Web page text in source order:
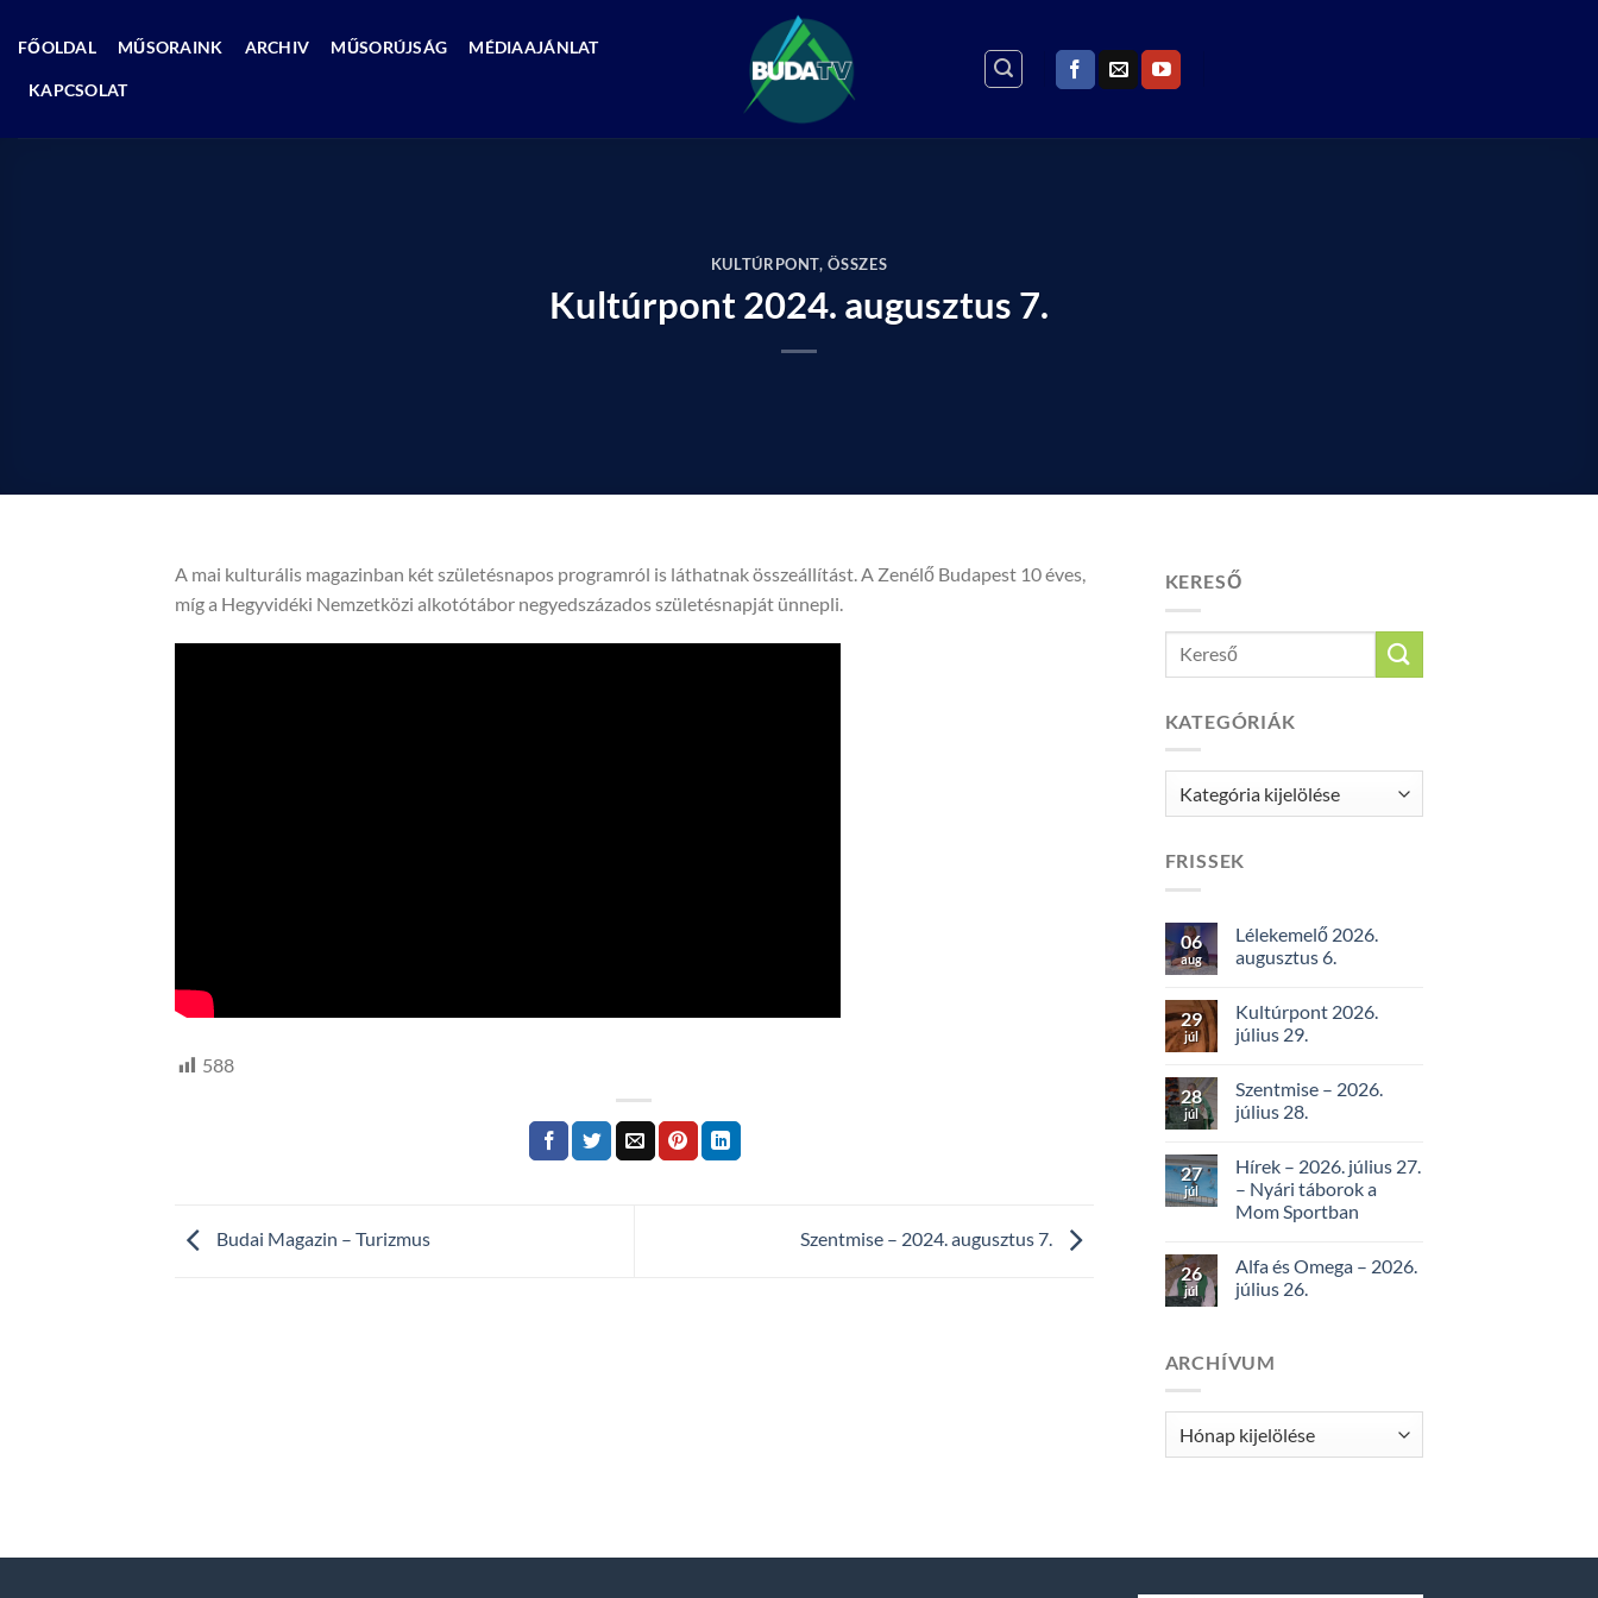
FŐOLDAL MŰSORAINK ARCHIV MŰSORÚJSÁG MÉDIAAJÁNLAT
KAPCSOLAT
KULTÚRPONT,ÖSSZES
Kultúrpont 2024. augusztus 7.
A mai kulturális magazinban két születésnapos programról is láthatnak összeállítást. A Zenélő Budapest 10 éves,
míg a Hegyvidéki Nemzetközi alkotótábor negyedszázados születésnapját ünnepli.
588
Budai Magazin – Turizmus Szentmise – 2024. augusztus 7.
KERESŐ
KATEGÓRIÁK
Kategóriák
FRISSEK
06
aug
Lélekemelő 2026.
augusztus 6.
29
júl
Kultúrpont 2026.
július 29.
28
júl
Szentmise – 2026.
július 28.
27
júl
Hírek – 2026. július 27.
– Nyári táborok a
Mom Sportban
26
júl
Alfa és Omega – 2026.
július 26.
ARCHÍVUM
Archívum